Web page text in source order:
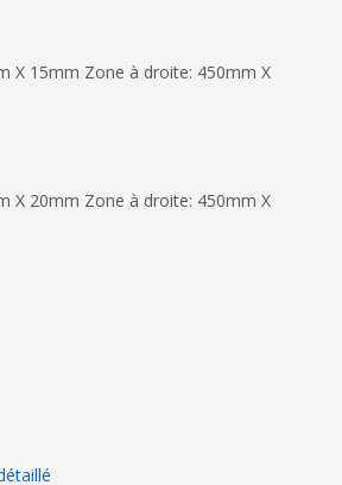
X 15mm Zone à droite: 450mm X
X 20mm Zone à droite: 450mm X